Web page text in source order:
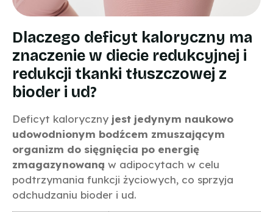
Dlaczego deficyt kaloryczny ma
znaczenie w diecie redukcyjnej i
redukcji tkanki tłuszczowej z
bioder i ud?
Deficyt kaloryczny jest jedynym naukowo
udowodnionym bodźcem zmuszającym
organizm do sięgnięcia po energię
zmagazynowaną w adipocytach w celu
podtrzymania funkcji życiowych, co sprzyja
odchudzaniu bioder i ud.